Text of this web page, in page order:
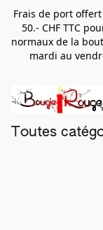
Frais de port
50.- CHF TTC
normaux de la
mardi au
Toutes